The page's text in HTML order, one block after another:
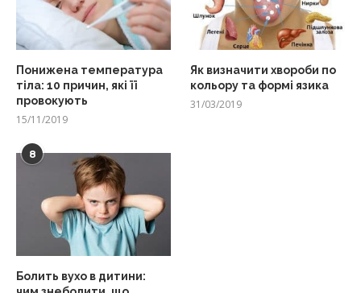
Понижена температура
тіла: 10 причин, які її
провокують
15/11/2019
Як визначити хвороби по
кольору та формі язика
31/03/2019
8
Болить вухо в дитини: